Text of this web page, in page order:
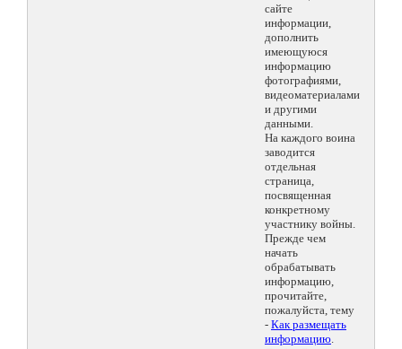
сайте
информации,
дополнить
имеющуюся
информацию
фотографиями,
видеоматериалами
и другими
данными.
На каждого воина
заводится
отдельная
страница,
посвященная
конкретному
участнику войны.
Прежде чем
начать
обрабатывать
информацию,
прочитайте,
пожалуйста, тему
- Как размещать
информацию.